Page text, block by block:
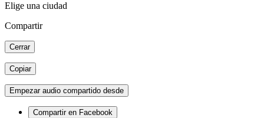
Elige una ciudad
Compartir
Cerrar
Copiar
Empezar audio compartido desde
Compartir en Facebook